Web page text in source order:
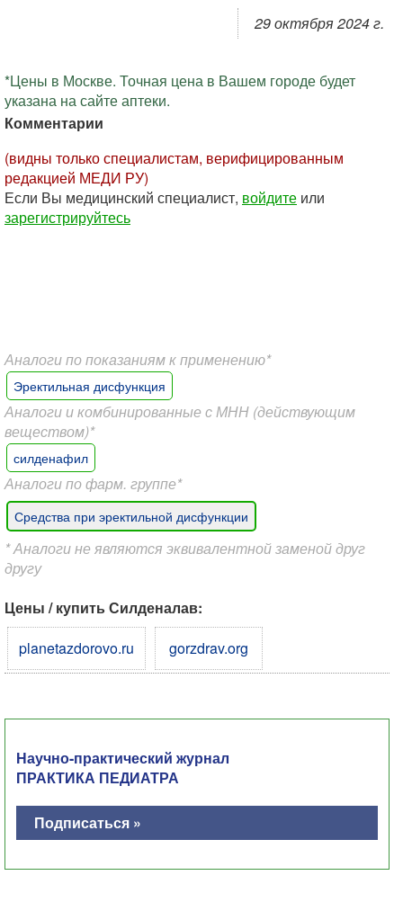
29 октября 2024 г.
*Цены в Москве. Точная цена в Вашем городе будет
указана на сайте аптеки.
Комментарии
(видны только специалистам, верифицированным
редакцией МЕДИ РУ)
Если Вы медицинский специалист, войдите или
зарегистрируйтесь
Аналоги по показаниям к применению*
Эректильная дисфункция
Аналоги и комбинированные с МНН (действующим
веществом)*
силденафил
Аналоги по фарм. группе*
Средства при эректильной дисфункции
* Аналоги не являются эквивалентной заменой друг
другу
Цены / купить Силденалав:
planetazdorovo.ru
gorzdrav.org
Научно-практический журнал
ПРАКТИКА ПЕДИАТРА
Подписаться »